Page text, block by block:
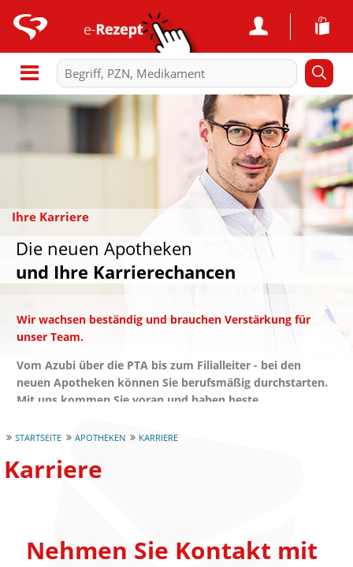
Ihre Karriere
Die neuen Apotheken
und Ihre Karrierechancen
Wir wachsen beständig und brauchen Verstärkung für
unser Team.
Vom Azubi über die PTA bis zum Filialleiter - bei den
neuen Apotheken können Sie berufsmäßig durchstarten.
Mit uns kommen Sie voran und haben beste
Arbeitsumfeld.
STARTSEITE APOTHEKEN KARRIERE
Karriere
Nehmen Sie Kontakt mit